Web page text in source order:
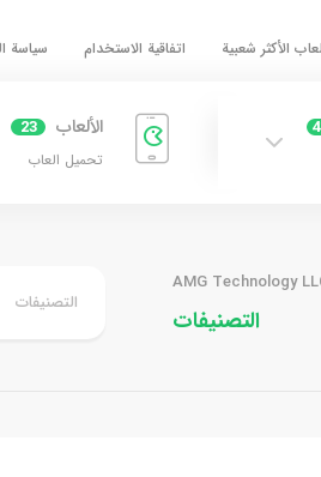
الأكثر شعبية اتفاقية الاستخدام سياسة
الألعاب 23
تحميل العاب
AMG Technology
التصنيفات
التصنيفات